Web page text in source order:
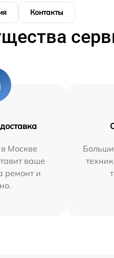
Контакты
Москве
ваше
ремонт и